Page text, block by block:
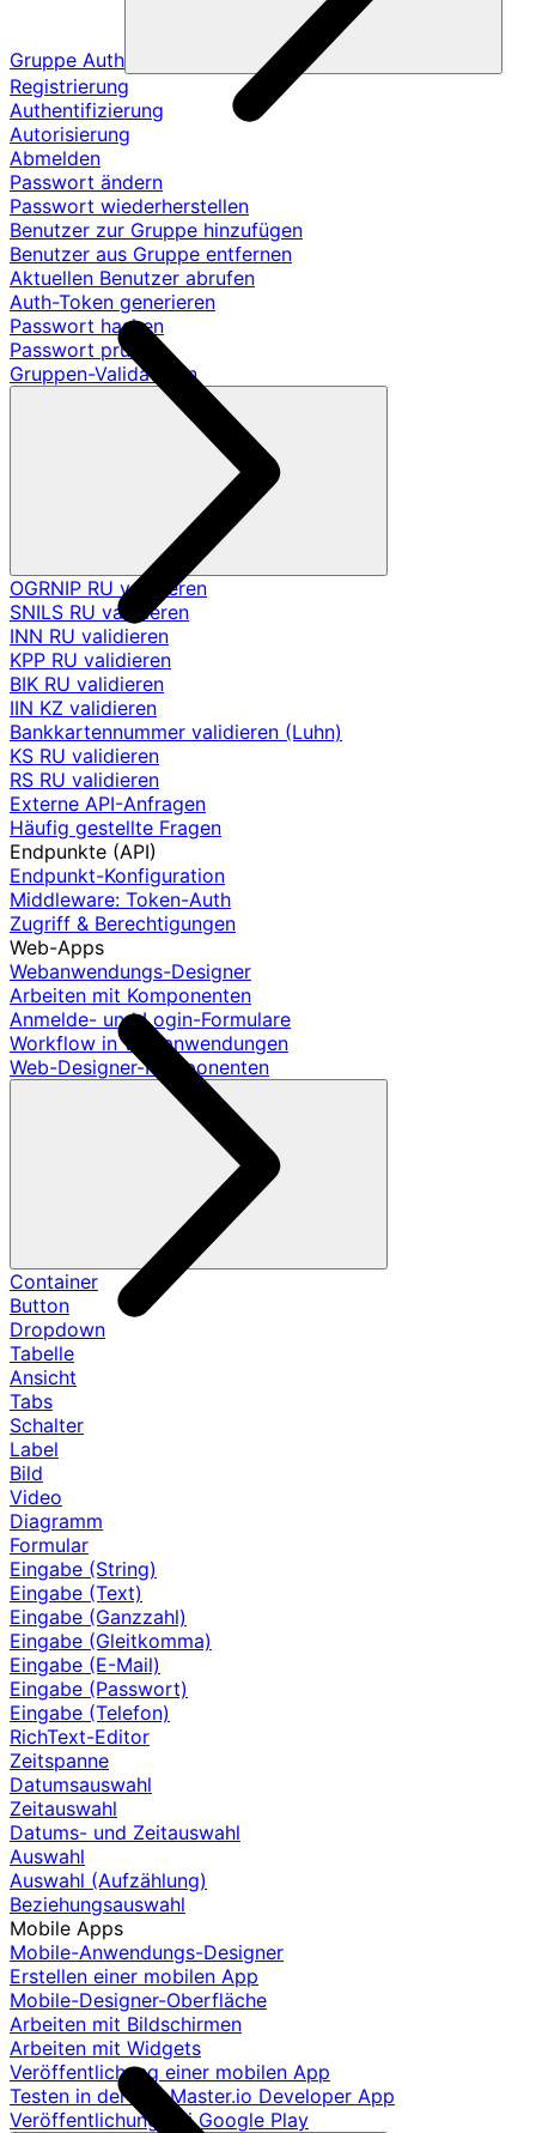
Gruppe Auth
Registrierung
Authentifizierung
Autorisierung
Abmelden
Passwort ändern
Passwort wiederherstellen
Benutzer zur Gruppe hinzufügen
Benutzer aus Gruppe entfernen
Aktuellen Benutzer abrufen
Auth-Token generieren
Passwort hashen
Passwort prüfen
Gruppen-Validatoren
OGRNIP RU validieren
SNILS RU validieren
INN RU validieren
KPP RU validieren
BIK RU validieren
IIN KZ validieren
Bankkartennummer validieren (Luhn)
KS RU validieren
RS RU validieren
Externe API-Anfragen
Häufig gestellte Fragen
Endpunkte (API)
Endpunkt-Konfiguration
Middleware: Token-Auth
Zugriff & Berechtigungen
Web-Apps
Webanwendungs-Designer
Arbeiten mit Komponenten
Anmelde- und Login-Formulare
Workflow in Webanwendungen
Web-Designer-Komponenten
Container
Button
Dropdown
Tabelle
Ansicht
Tabs
Schalter
Label
Bild
Video
Diagramm
Formular
Eingabe (String)
Eingabe (Text)
Eingabe (Ganzzahl)
Eingabe (Gleitkomma)
Eingabe (E-Mail)
Eingabe (Passwort)
Eingabe (Telefon)
RichText-Editor
Zeitspanne
Datumsauswahl
Zeitauswahl
Datums- und Zeitauswahl
Auswahl
Auswahl (Aufzählung)
Beziehungsauswahl
Mobile Apps
Mobile-Anwendungs-Designer
Erstellen einer mobilen App
Mobile-Designer-Oberfläche
Arbeiten mit Bildschirmen
Arbeiten mit Widgets
Veröffentlichung einer mobilen App
Testen in der AppMaster.io Developer App
Veröffentlichung bei Google Play